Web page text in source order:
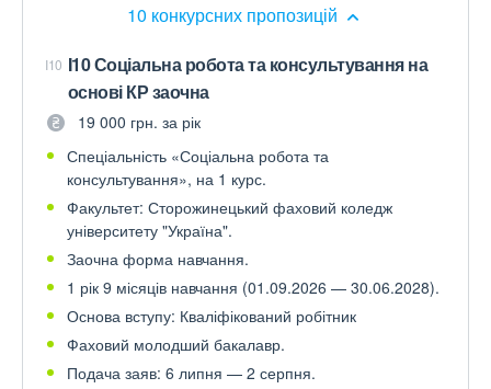
10 конкурсних пропозицій
I10 I10 Соціальна робота та консультування на
основі КР заочна
19 000 грн. за рік
Спеціальність «Соціальна робота та
консультування», на 1 курс.
Факультет: Сторожинецький фаховий коледж
університету "Україна".
Заочна форма навчання.
1 рік 9 місяців навчання (01.09.2026 — 30.06.2028).
Основа вступу: Кваліфікований робітник
Фаховий молодший бакалавр.
Подача заяв: 6 липня — 2 серпня.